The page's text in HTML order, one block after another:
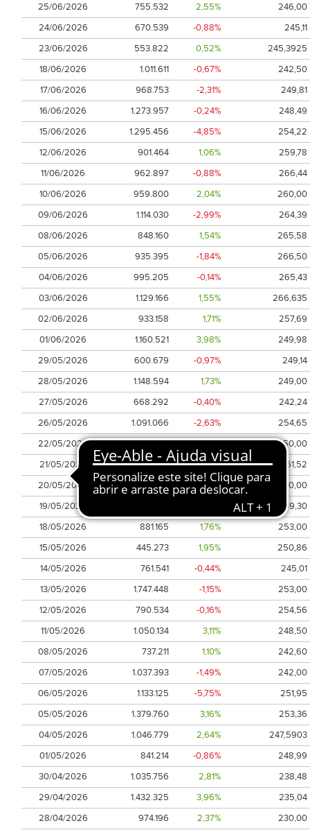
25/06/2026
755.532 2,55%
246,00
24/06/2026
670.539 -0,88%
245,11
23/06/2026
553.822 0,52%
245,3925
18/06/2026
1.011.611 -0,67%
242,50
17/06/2026
968.753 -2,31%
249,81
16/06/2026
1.273.957 -0,24%
248,49
15/06/2026
1.295.456 -4,85%
254,22
12/06/2026
901.464 1,06%
259,78
11/06/2026
962.897 -0,88%
266,44
10/06/2026
959.800 2,04%
260,00
09/06/2026
1.114.030 -2,99%
264,39
08/06/2026
848.160 1,54%
265,58
05/06/2026
935.395 -1,84%
266,50
04/06/2026
995.205 -0,14%
265,43
03/06/2026
1.129.166 1,55%
266,635
02/06/2026
933.158 1,71%
257,69
01/06/2026
1.160.521 3,98%
249,98
29/05/2026
600.679 -0,97%
249,14
28/05/2026
1.148.594 1,73%
249,00
27/05/2026
668.292 -0,40%
242,24
26/05/2026
1.091.066 -2,63%
254,65
22/05/2026
770.168 2,50%
250,00
21/05/2026
1.340.267 -3,85%
261,52
20/05/2026
938.195 -1,39%
260,00
19/05/2026
259,30
18/05/2026
881.165 1,76%
253,00
15/05/2026
445.273 1,95%
250,86
14/05/2026
761.541 -0,44%
245,01
13/05/2026
1.747.448 -1,15%
253,00
12/05/2026
790.534 -0,16%
254,56
11/05/2026
1.050.134 3,11%
248,50
08/05/2026
737.211 1,10%
242,60
07/05/2026
1.037.393 -1,49%
242,00
06/05/2026
1.133.125 -5,75%
251,95
05/05/2026
1.379.760 3,16%
253,36
04/05/2026
1.046.779 2,64%
247,5903
01/05/2026
841.214 -0,86%
248,99
30/04/2026
1.035.756 2,81%
238,48
29/04/2026
1.432.325 3,96%
235,04
28/04/2026
974.196 2,37%
230,00